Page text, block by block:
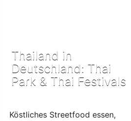
Thailand in
Deutschland: Thai
Park & Thai Festivals
Köstliches Streetfood essen,